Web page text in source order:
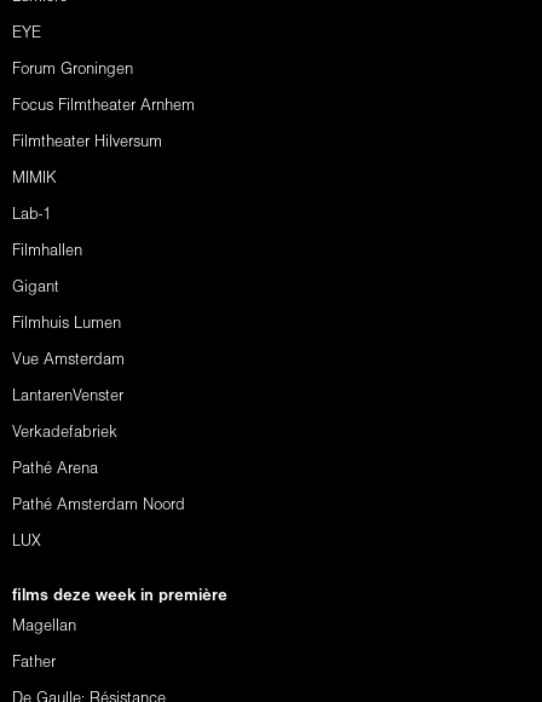
EYE
Forum Groningen
Focus Filmtheater Arnhem
Filmtheater Hilversum
MIMIK
Lab-1
Filmhallen
Gigant
Filmhuis Lumen
Vue Amsterdam
LantarenVenster
Verkadefabriek
Pathé Arena
Pathé Amsterdam Noord
LUX
films deze week in première
Magellan
Father
De Gaulle: Résistance